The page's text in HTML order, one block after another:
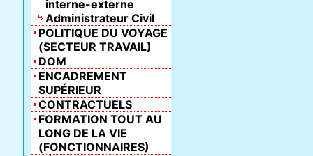
interne-externe
Administrateur Civil
POLITIQUE DU VOYAGE
(SECTEUR TRAVAIL)
DOM
ENCADREMENT
SUPÉRIEUR
CONTRACTUELS
FORMATION TOUT AU
LONG DE LA VIE
(FONCTIONNAIRES)